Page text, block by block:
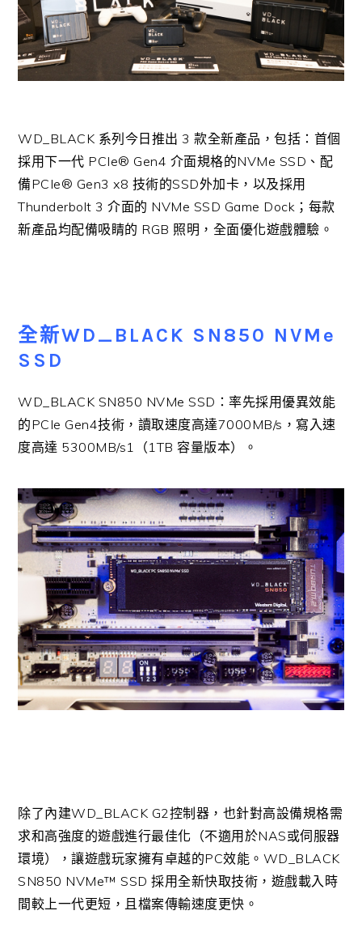
WD_BLACK 系列今日推出 3 款全新產品，包括：首個
採用下一代 PCIe® Gen4 介面規格的NVMe SSD、配
備PCIe® Gen3 x8 技術的SSD外加卡，以及採用
Thunderbolt 3 介面的 NVMe SSD Game Dock；每款
新產品均配備吸睛的 RGB 照明，全面優化遊戲體驗。
全新WD_BLACK SN850 NVMe
SSD
WD_BLACK SN850 NVMe SSD：率先採用優異效能
的PCIe Gen4技術，讀取速度高達7000MB/s，寫入速
度高達 5300MB/s1（1TB 容量版本）。
除了內建WD_BLACK G2控制器，也針對高設備規格需
求和高強度的遊戲進行最佳化（不適用於NAS或伺服器
環境），讓遊戲玩家擁有卓越的PC效能。WD_BLACK
SN850 NVMe™ SSD 採用全新快取技術，遊戲載入時
間較上一代更短，且檔案傳輸速度更快。